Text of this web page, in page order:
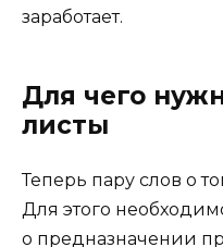
заработает.
Для чего
листы
Теперь пару слов о
Для этого
о предназначении